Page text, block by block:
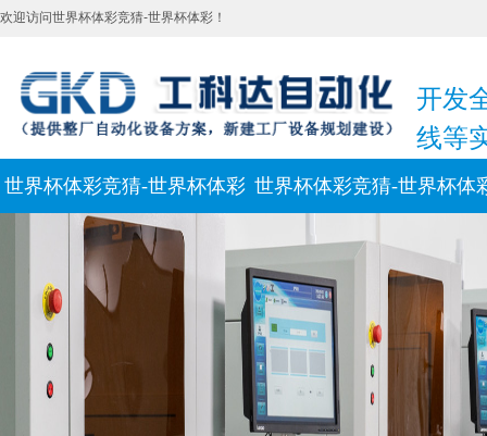
世界杯体彩竞猜-世界杯体彩 世界杯体彩竞猜-世界杯体
新闻动态 联系我们
欢迎访问世界杯体彩竞猜-世界杯体彩！
开发
线等